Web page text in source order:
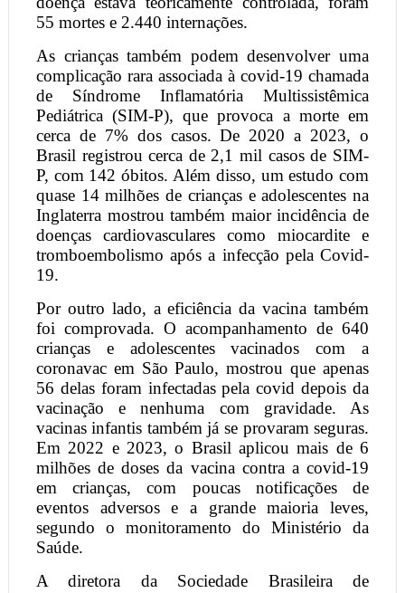
55 mortes e 2.440 internações.
As crianças também podem desenvolver uma
complicação rara associada à covid-19 chamada
de Síndrome Inflamatória Multissistêmica
Pediátrica (SIM-P), que provoca a morte em
cerca de 7% dos casos. De 2020 a 2023, o
Brasil registrou cerca de 2,1 mil casos de SIM-
P, com 142 óbitos. Além disso, um estudo com
quase 14 milhões de crianças e adolescentes na
Inglaterra mostrou também maior incidência de
doenças cardiovasculares como miocardite e
tromboembolismo após a infecção pela Covid-
19.
Por outro lado, a eficiência da vacina também
foi comprovada. O acompanhamento de 640
crianças e adolescentes vacinados com a
coronavac em São Paulo, mostrou que apenas
56 delas foram infectadas pela covid depois da
vacinação e nenhuma com gravidade. As
vacinas infantis também já se provaram seguras.
Em 2022 e 2023, o Brasil aplicou mais de 6
milhões de doses da vacina contra a covid-19
em crianças, com poucas notificações de
eventos adversos e a grande maioria leves,
segundo o monitoramento do Ministério da
Saúde.
A diretora da Sociedade Brasileira de